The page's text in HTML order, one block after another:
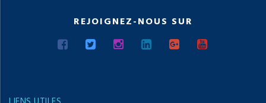
REJOIGNEZ-NOUS SUR